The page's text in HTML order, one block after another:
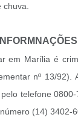
em Marília é
nº 13/92).
telefone
(14) 3402-